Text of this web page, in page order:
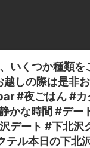
いくつか種類を
しの際は是非
#夜ごはん #カ
かな時間 #デー
デート #下北沢
テル本日の下北